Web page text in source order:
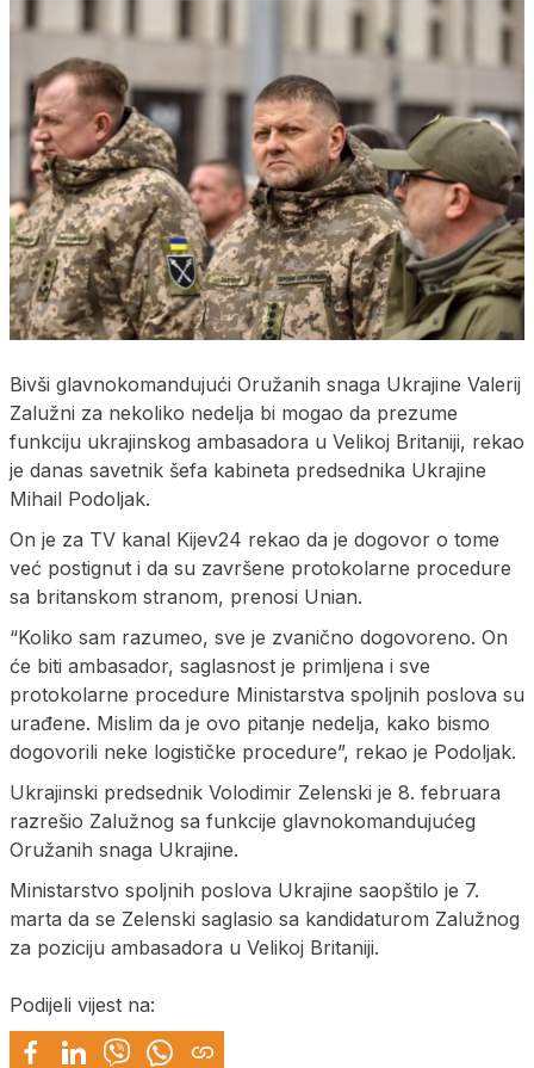
Bivši glavnokomandujući Oružanih snaga Ukrajine Valerij
Zalužni za nekoliko nedelja bi mogao da prezume
funkciju ukrajinskog ambasadora u Velikoj Britaniji, rekao
je danas savetnik šefa kabineta predsednika Ukrajine
Mihail Podoljak.
On je za TV kanal Kijev24 rekao da je dogovor o tome
već postignut i da su završene protokolarne procedure
sa britanskom stranom, prenosi Unian.
“Koliko sam razumeo, sve je zvanično dogovoreno. On
će biti ambasador, saglasnost je primljena i sve
protokolarne procedure Ministarstva spoljnih poslova su
urađene. Mislim da je ovo pitanje nedelja, kako bismo
dogovorili neke logističke procedure”, rekao je Podoljak.
Ukrajinski predsednik Volodimir Zelenski je 8. februara
razrešio Zalužnog sa funkcije glavnokomandujućeg
Oružanih snaga Ukrajine.
Ministarstvo spoljnih poslova Ukrajine saopštilo je 7.
marta da se Zelenski saglasio sa kandidaturom Zalužnog
za poziciju ambasadora u Velikoj Britaniji.
Podijeli vijest na: